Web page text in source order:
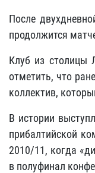
После
продолжится
Клуб из столицы
отметить, что
коллектив,
В истории
прибалтийской
2010/11, когда
в полуфинал